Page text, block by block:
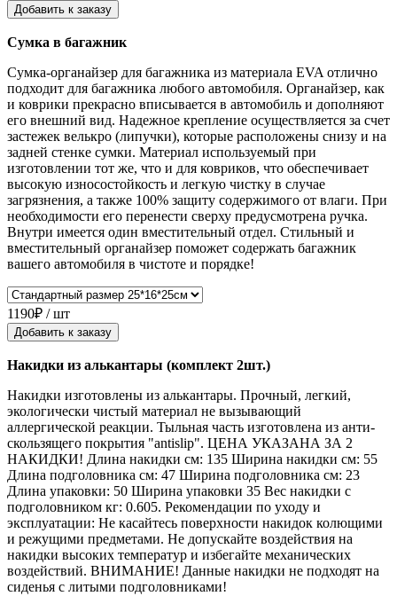
Добавить к заказу
Сумка в багажник
Сумка-органайзер для багажника из материала EVA отлично
подходит для багажника любого автомобиля. Органайзер, как
и коврики прекрасно вписывается в автомобиль и дополняют
его внешний вид. Надежное крепление осуществляется за счет
застежек велькро (липучки), которые расположены снизу и на
задней стенке сумки. Материал используемый при
изготовлении тот же, что и для ковриков, что обеспечивает
высокую износостойкость и легкую чистку в случае
загрязнения, а также 100% защиту содержимого от влаги. При
необходимости его перенести сверху предусмотрена ручка.
Внутри имеется один вместительный отдел. Стильный и
вместительный органайзер поможет содержать багажник
вашего автомобиля в чистоте и порядке!
1190₽ / шт
Добавить к заказу
Накидки из алькантары (комплект 2шт.)
Накидки изготовлены из алькантары. Прочный, легкий,
экологически чистый материал не вызывающий
аллергической реакции. Тыльная часть изготовлена из анти-
скользящего покрытия "antislip". ЦЕНА УКАЗАНА ЗА 2
НАКИДКИ! Длина накидки см: 135 Ширина накидки см: 55
Длина подголовника см: 47 Ширина подголовника см: 23
Длина упаковки: 50 Ширина упаковки 35 Вес накидки с
подголовником кг: 0.605. Рекомендации по уходу и
эксплуатации: Не касайтесь поверхности накидок колющими
и режущими предметами. Не допускайте воздействия на
накидки высоких температур и избегайте механических
воздействий. ВНИМАНИЕ! Данные накидки не подходят на
сиденья с литыми подголовниками!